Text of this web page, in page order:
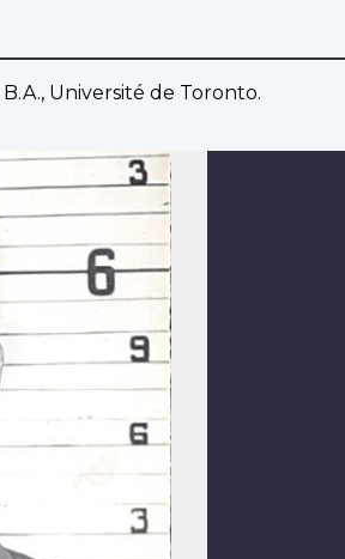
Université de Toronto.